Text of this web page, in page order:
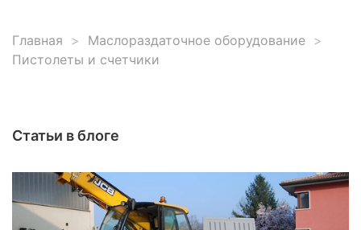
Главная
Маслораздаточное оборудование
Пистолеты и счетчики
Статьи в блоге